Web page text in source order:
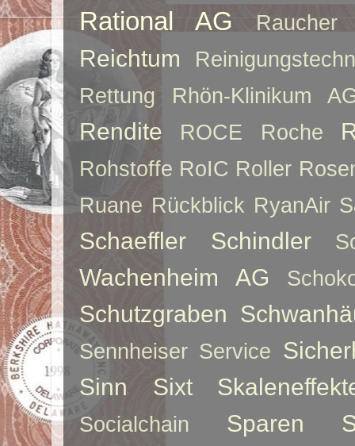
Rational AG Raucher
Reichtum
Rettung
Rhön-Klinikum
Rendite ROCE Roche
Rohstoffe RoIC Roller
Ruane Rückblick RyanAir
Schaeffler Schindler
Wachenheim AG
Schutzgraben
Sennheiser Service
Sinn
Sixt
Socialchain Sparen